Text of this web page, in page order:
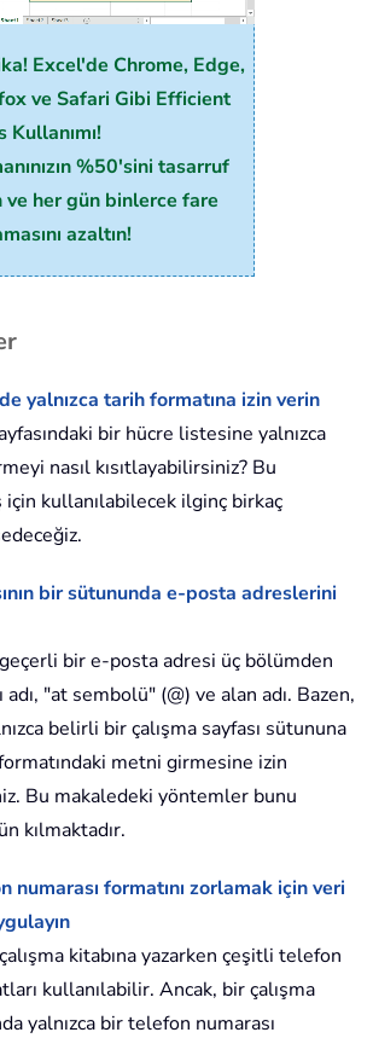
Excel'de Chrome, Edge,
ve Safari Gibi Efficient
Kullanımı!
%50'sini tasarruf
ve her gün binlerce fare
azaltın!
yalnızca tarih formatına izin verin
bir hücre listesine yalnızca
nasıl kısıtlayabilirsiniz? Bu
için kullanılabilecek ilginç birkaç
bir sütununda e-posta adreslerini
bir e-posta adresi üç bölümden
adı, "at sembolü" (@) ve alan adı. Bazen,
belirli bir çalışma sayfası sütununa
metni girmesine izin
Bu makaledeki yöntemler bunu
kılmaktadır.
numarası formatını zorlamak için veri
kitabına yazarken çeşitli telefon
kullanılabilir. Ancak, bir çalışma
yalnızca bir telefon numarası